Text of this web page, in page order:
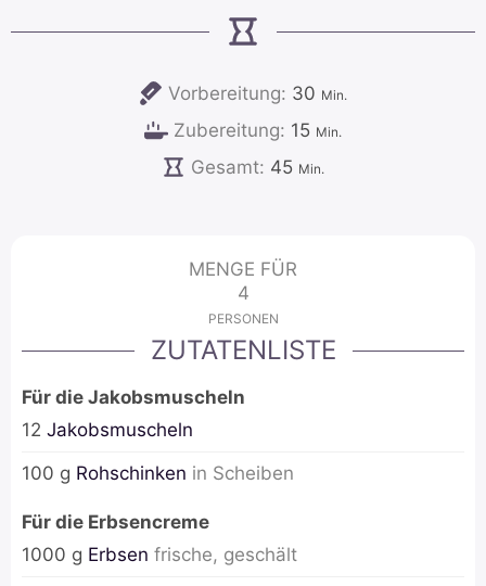
Vorbereitung: 30 Minuten
Min.
Zubereitung: 15Minuten
Min.
Gesamt: 45Minuten
Min.
MENGE FÜR
4
PERSONEN
ZUTATENLISTE
Für die Jakobsmuscheln
12 Jakobsmuscheln
100 g Rohschinken in Scheiben
Für die Erbsencreme
1000 g Erbsen frische, geschält